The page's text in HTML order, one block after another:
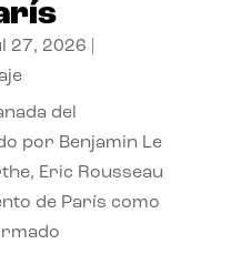
27, 2026
del
por Benjamin Le
Eric Rousseau
de París como